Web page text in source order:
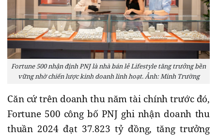
Fortune 500 nhận định PNJ là nhà bán lẻ Lifestyle tăng trưởng bền
vững nhờ chiến lược kinh doanh linh hoạt. Ảnh: Minh Trường
Căn cứ trên doanh thu năm tài chính trước đó,
Fortune 500 công bố PNJ ghi nhận doanh thu
thuần 2024 đạt 37.823 tỷ đồng, tăng trưởng